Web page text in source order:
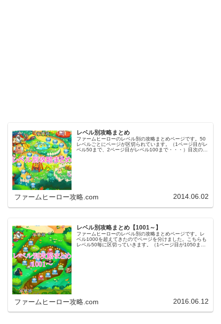
レベル別攻略まとめ
ファームヒーローのレベル別の攻略まとめページです。50
レベルごとにページが区切られています。（1ページ目がレ
ベル50まで、2ページ目がレベル100まで・・・）目次のリ
ファームヒーロー攻略.com 2014.06.02
レベル別攻略まとめ【1001～】
ファームヒーローのレベル別の攻略まとめページです。レ
ベル1000を超えてきたのでページを分けました。こちらも
レベル50毎に区切っていきます。（1ページ目が1050ま
ファームヒーロー攻略.com 2016.06.12